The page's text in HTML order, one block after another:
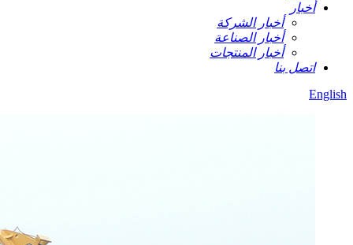
أخبار
أخبار الشركة
أخبار الصناعة
أخبار المنتجات
اتصل بنا
English